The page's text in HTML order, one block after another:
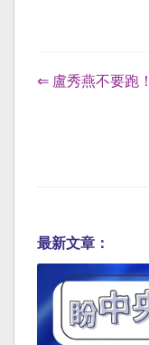
⇐ 盧秀燕不要跑！
最新文章：